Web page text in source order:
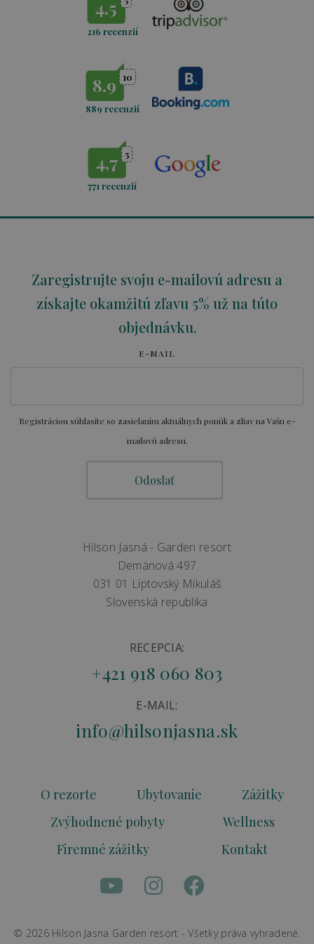
4.5
216 recenzií
8.9 10
889 recenzií
4,7 5
771 recenzií
Zaregistrujte svoju e-mailovú adresu a
získajte okamžitú zľavu 5% už na túto
objednávku.
E-MAIL
Registráciou súhlasíte so zasielaním aktuálnych ponúk a zliav na Vašu e-
mailovú adresu.
Hilson Jasná - Garden resort
Demänová 497
031 01 Liptovský Mikuláš
Slovenská republika
RECEPCIA:
+421 918 060 803
E-MAIL:
info@hilsonjasna.sk
O rezorte Ubytovanie
Zážitky
Zvýhodnené pobyty
Wellness
Firemné zážitky
Kontakt
© 2026 Hilson Jasna Garden resort - Všetky práva vyhradené.